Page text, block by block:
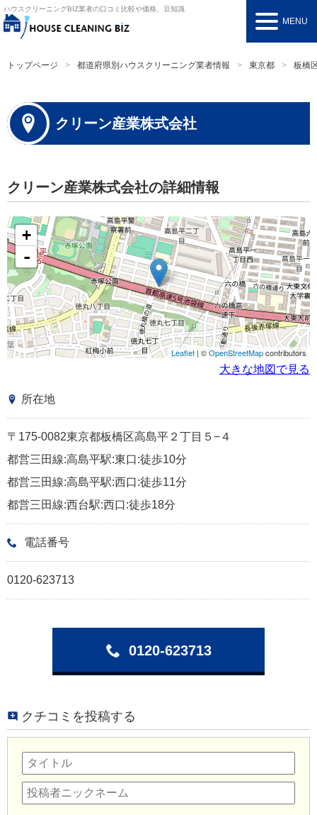
ハウスクリーニングBIZ業者の口コミ比較や価格、豆知識
MENU
トップページ 都道府県別ハウスクリーニング業者情報 東京都 板橋
クリーン産業株式会社
クリーン産業株式会社の詳細情報
+
-
Leaflet | ©OpenStreetMapcontributors
大きな地図で見る
所在地
〒175-0082東京都板橋区高島平２丁目５−４
都営三田線:高島平駅:東口:徒歩10分
都営三田線:高島平駅:西口:徒歩11分
都営三田線:西台駅:西口:徒歩18分
電話番号
0120-623713
0120-623713
クチコミを投稿する